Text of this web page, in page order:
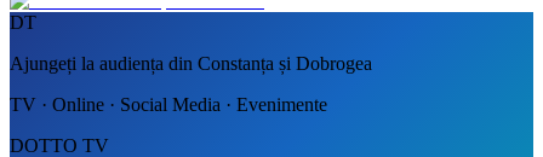
DT
Ajungeți la audiența din Constanța și Dobrogea
TV · Online · Social Media · Evenimente
DOTTO TV